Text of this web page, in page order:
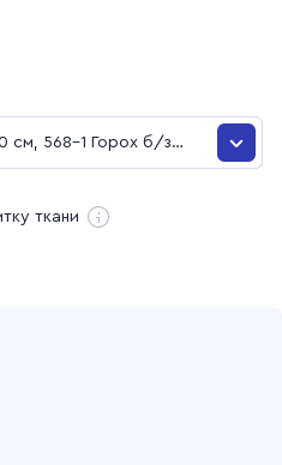
см, 568-1 Горох б/з
см, 568-1 Горох б/з красный
ткани